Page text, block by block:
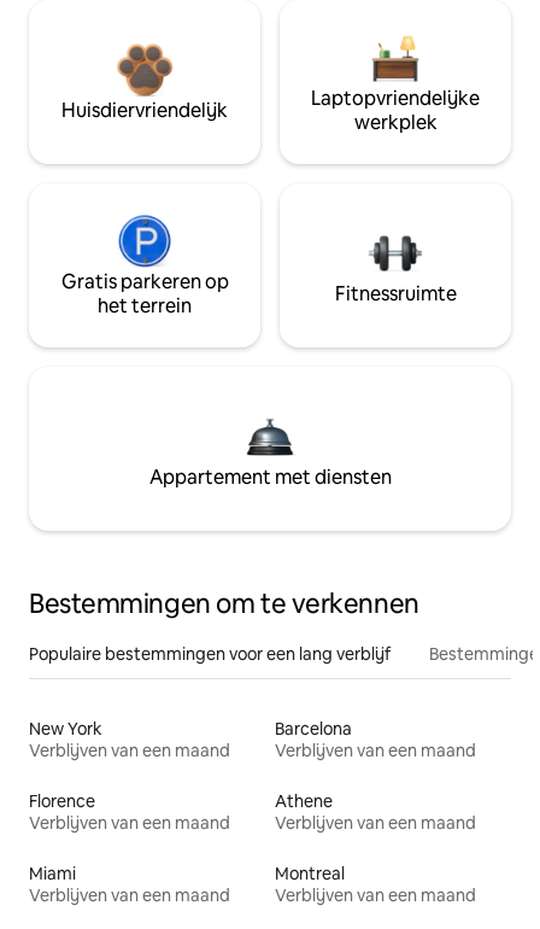
Huisdiervriendelijk
Laptopvriendelijke
werkplek
Gratis parkeren op
het terrein
Fitnessruimte
Appartement met diensten
Bestemmingen om te verkennen
Populaire bestemmingen voor een lang verblijf
New York
Verblijven van een maand
Barcelona
Verblijven van een maand
Florence
Verblijven van een maand
Athene
Verblijven van een maand
Miami
Verblijven van een maand
Montreal
Verblijven van een maand